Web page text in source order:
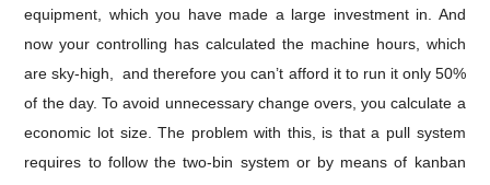
equipment, which you have made a large investment in. And
now your controlling has calculated the machine hours, which
are sky-high, and therefore you can’t afford it to run it only 50%
of the day.To avoid unnecessary change overs, you calculate a
economic lot size.The problem with this, is that a pull system
requires to follow the two-bin system or by means of kanban